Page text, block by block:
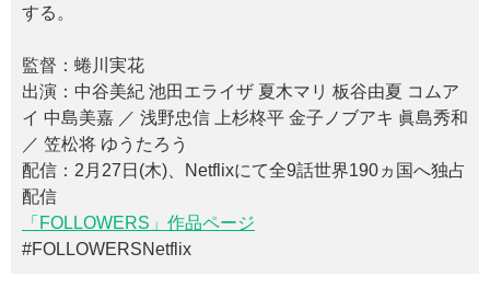
する。
監督：蜷川実花
出演：中谷美紀 池田エライザ 夏木マリ 板谷由夏 コムア
イ 中島美嘉 ／ 浅野忠信 上杉柊平 金子ノブアキ 眞島秀和
／ 笠松将 ゆうたろう
配信：2月27日(木)、Netflixにて全9話世界190ヵ国へ独占
配信
「FOLLOWERS」作品ページ
#FOLLOWERSNetflix